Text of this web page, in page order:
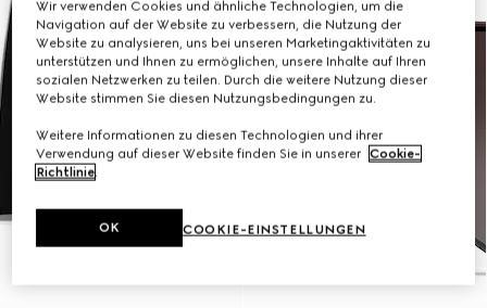
Wir verwenden Cookies und ähnliche Technologien, um die
Navigation auf der Website zu verbessern, die Nutzung der
Website zu analysieren, uns bei unseren Marketingaktivitäten zu
unterstützen und Ihnen zu ermöglichen, unsere Inhalte auf Ihren
sozialen Netzwerken zu teilen. Durch die weitere Nutzung dieser
Website stimmen Sie diesen Nutzungsbedingungen zu.
Weitere Informationen zu diesen Technologien und ihrer
Verwendung auf dieser Website finden Sie in unserer Cookie-
Richtlinie.
COOKIE-EINSTELLUNGEN
OK